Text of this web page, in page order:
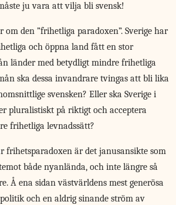
ju vara att vilja bli svensk!
om den ”frihetliga paradoxen”. Sverige har
och öppna land fått en stor
länder med betydligt mindre frihetliga
ska dessa invandrare tvingas att bli lika
svensken? Eller ska Sverige i
pluralistiskt på riktigt och acceptera
frihetliga levnadssätt?
frihetsparadoxen är det janusansikte som
både nyanlända, och inte längre så
Å ena sidan västvärldens mest generösa
och en aldrig sinande ström av